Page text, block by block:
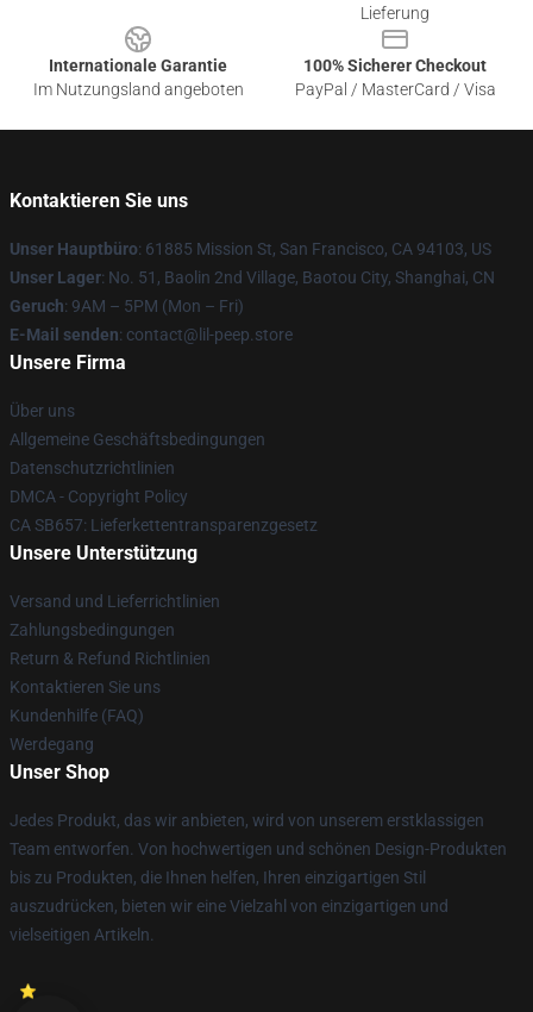
Lieferung
Internationale Garantie
Im Nutzungsland angeboten
100% Sicherer Checkout
PayPal / MasterCard / Visa
Kontaktieren Sie uns
Unser Hauptbüro: 61885 Mission St, San Francisco, CA 94103, US
Unser Lager: No. 51, Baolin 2nd Village, Baotou City, Shanghai, CN
Geruch: 9AM – 5PM (Mon – Fri)
E-Mail senden: contact@lil-peep.store
Unsere Firma
Über uns
Allgemeine Geschäftsbedingungen
Datenschutzrichtlinien
DMCA - Copyright Policy
CA SB657: Lieferkettentransparenzgesetz
Unsere Unterstützung
Versand und Lieferrichtlinien
Zahlungsbedingungen
Return & Refund Richtlinien
Kontaktieren Sie uns
Kundenhilfe (FAQ)
Werdegang
Unser Shop
Jedes Produkt, das wir anbieten, wird von unserem erstklassigen
Team entworfen. Von hochwertigen und schönen Design-Produkten
bis zu Produkten, die Ihnen helfen, Ihren einzigartigen Stil
auszudrücken, bieten wir eine Vielzahl von einzigartigen und
vielseitigen Artikeln.